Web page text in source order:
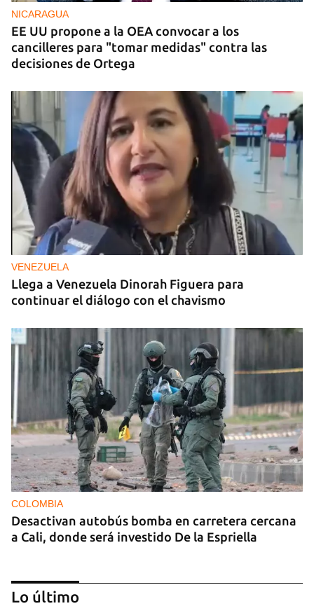
NICARAGUA
EE UU propone a la OEA convocar a los
cancilleres para "tomar medidas" contra las
decisiones de Ortega
VENEZUELA
Llega a Venezuela Dinorah Figuera para
continuar el diálogo con el chavismo
COLOMBIA
Desactivan autobús bomba en carretera cercana
a Cali, donde será investido De la Espriella
Lo último